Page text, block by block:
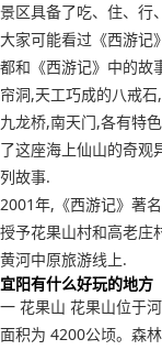
景区具备了吃、住、行
大家可能看过《西游记
都和《西游记》中的故
帘洞,天工巧成的八戒
九龙桥,南天门,各有特
了这座海上仙山的奇观
列故事.
2001年,《西游记》著
授予花果山村和高老庄
黄河中原旅游线上.
宜阳有什么好玩的地方
一 花果山 花果山位于
面积为 4200公顷。森